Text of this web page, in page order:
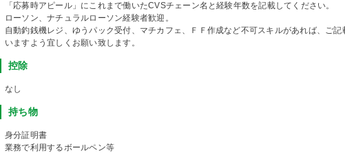
「応募時アピール」にこれまで働いたCVSチェーン名と経験年数を記載してください。
ローソン、ナチュラルローソン経験者歓迎。
自動釣銭機レジ、ゆうパック受付、マチカフェ、ＦＦ作成など不可スキルがあれば、ご記
いますよう宜しくお願い致します。
控除
なし
持ち物
身分証明書
業務で利用するボールペン等